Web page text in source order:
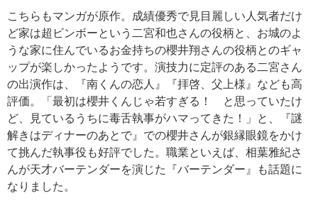
こちらもマンガが原作。成績優秀で見目麗しい人気者だけ
ど家は超ビンボーという二宮和也さんの役柄と、お城のよ
うな家に住んでいるお金持ちの櫻井翔さんの役柄とのギャ
ップが楽しかったようです。演技力に定評のある二宮さん
の出演作は、『南くんの恋人』『拝啓、父上様』なども高
評価。「最初は櫻井くんじゃ若すぎる！ と思っていたけ
ど、見ているうちに毒舌執事がハマってきた！」と、『謎
解きはディナーのあとで』での櫻井さんが銀縁眼鏡をかけ
て挑んだ執事役も好評でした。職業といえば、相葉雅紀さ
んが天才バーテンダーを演じた『バーテンダー』も話題に
なりました。